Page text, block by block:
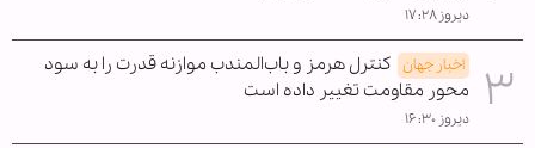
دیروز ۱۷:۲۸
اخبار جهان کنترل هرمز و باب‌المندب موازنه قدرت را به سود
محور مقاومت تغییر داده است
دیروز ۱۶:۳۰